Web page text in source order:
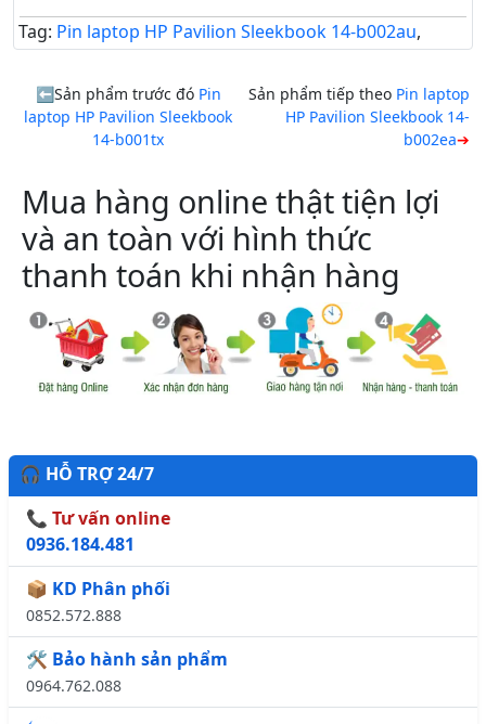
Tag: Pin laptop HP Pavilion Sleekbook 14-b002au,
Sản phẩm trước đó Pin
laptop HP Pavilion Sleekbook
14-b001tx
Sản phẩm tiếp theo Pin laptop
HP Pavilion Sleekbook 14-
b002ea
Mua hàng online thật tiện lợi
và an toàn với hình thức
thanh toán khi nhận hàng
🎧 HỖ TRỢ 24/7
📞 Tư vấn online
0936.184.481
📦 KD Phân phối
0852.572.888
🛠️ Bảo hành sản phẩm
0964.762.088